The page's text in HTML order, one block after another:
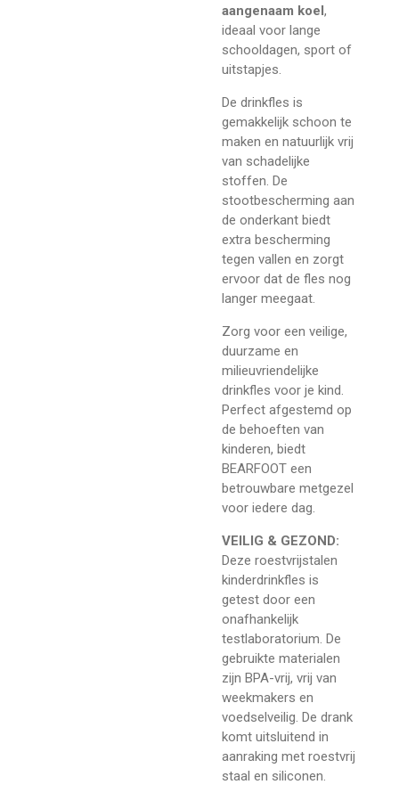
aangenaam koel,
ideaal voor lange
schooldagen, sport of
uitstapjes.
De drinkfles is
gemakkelijk schoon te
maken en natuurlijk vrij
van schadelijke
stoffen. De
stootbescherming aan
de onderkant biedt
extra bescherming
tegen vallen en zorgt
ervoor dat de fles nog
langer meegaat.
Zorg voor een veilige,
duurzame en
milieuvriendelijke
drinkfles voor je kind.
Perfect afgestemd op
de behoeften van
kinderen, biedt
BEARFOOT een
betrouwbare metgezel
voor iedere dag.
VEILIG & GEZOND:
Deze roestvrijstalen
kinderdrinkfles is
getest door een
onafhankelijk
testlaboratorium. De
gebruikte materialen
zijn BPA-vrij, vrij van
weekmakers en
voedselveilig. De drank
komt uitsluitend in
aanraking met roestvrij
staal en siliconen.